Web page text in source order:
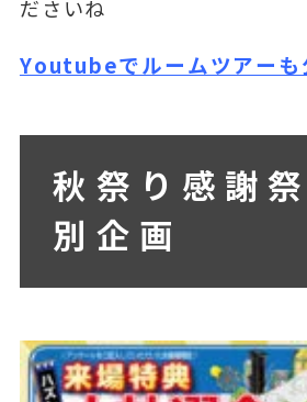
ださいね
Youtubeでルームツアーも
秋祭り感謝
別企画